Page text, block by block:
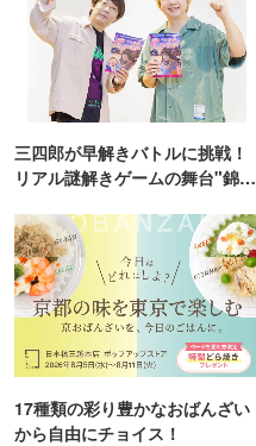
三四郎が早解きバトルに挑戦！
リアル謎解きゲームの舞台"錦糸
17種類の彩り豊かなおばんざい
から自由にチョイス！